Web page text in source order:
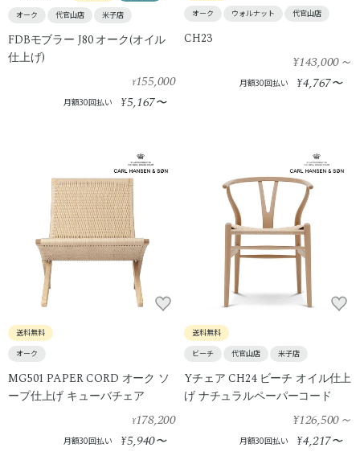
オーク 代官山店 米子店
FDBモブラー J80 オーク(オイル
仕上げ)
¥155,000
月額30回払い ¥5,167〜
オーク
ウォルナット 代官山店
CH23
¥143,000～
月額30回払い ¥4,767〜
送料無料
オーク
MG501 PAPER CORD オーク ソ
ープ仕上げ キューバチェア
¥178,200
月額30回払い ¥5,940〜
送料無料
ビーチ
代官山店 米子店
Yチェア CH24 ビーチ オイル仕上
げ ナチュラルペーパーコード
¥126,500～
月額30回払い ¥4,217〜